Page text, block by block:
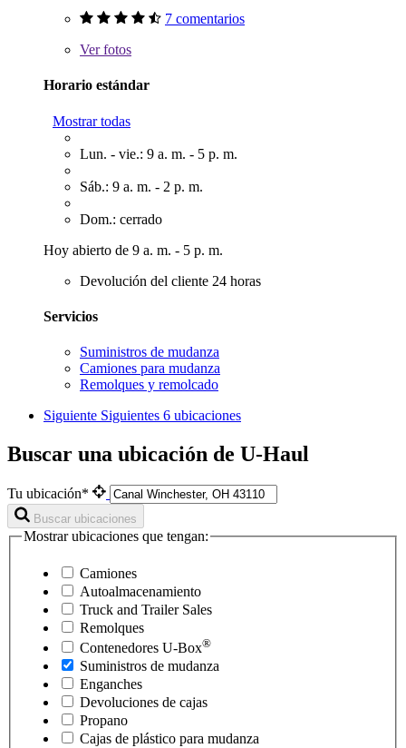
7 comentarios
Verfotos
Horario estándar
Mostrar todas
Lun. - vie.: 9 a. m. - 5 p. m.
Sáb.: 9 a. m. - 2 p. m.
Dom.: cerrado
Hoy abierto de 9 a. m. - 5 p. m.
Devolución del cliente 24 horas
Servicios
Suministros de mudanza
Camiones para mudanza
Remolques y remolcado
Siguiente Siguientes 6 ubicaciones
Buscar una ubicación de U-Haul
Tu ubicación*
Buscar ubicaciones
Mostrar ubicaciones que tengan:
Camiones
Autoalmacenamiento
Truck and Trailer Sales
Remolques
Contenedores U-Box®
Suministros de mudanza
Enganches
Devoluciones de cajas
Propano
Cajas de plástico para mudanza